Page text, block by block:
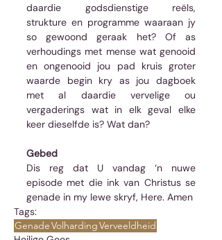
daardie godsdienstige reëls,
strukture en programme waaraan jy
so gewoond geraak het? Of as
verhoudings met mense wat genooid
en ongenooid jou pad kruis groter
waarde begin kry as jou dagboek
met al daardie vervelige ou
vergaderings wat in elk geval elke
keer dieselfde is? Wat dan?
Gebed
Dis reg dat U vandag ‘n nuwe
episode met die ink van Christus se
genade in my lewe skryf, Here. Amen
Tags:
GenadeVolhardingVerveeldheid